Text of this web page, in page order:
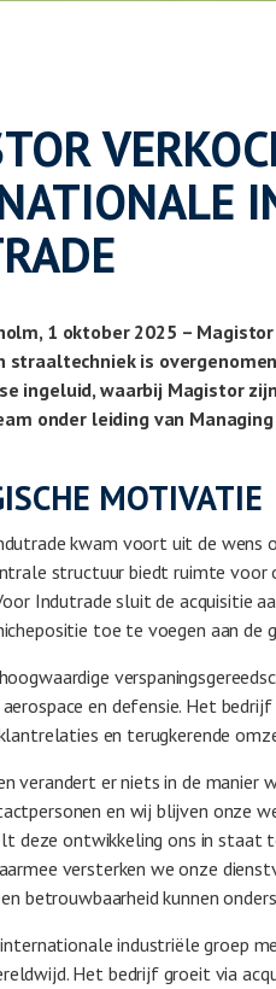
1 oktober 2025 –
straaltechniek is
ingeluid, waarbij Magistor
onder leiding van
MOTIVATIE
kwam voort uit de
structuur biedt ruimte
Indutrade sluit de acquisitie
toe te voegen aan de
en defensie. Het
en terugkerende
verandert er niets in de manier
en wij blijven onze
deze ontwikkeling ons in staat
versterken we onze
betrouwbaarheid kunnen
industriële groep
Het bedrijf groeit via